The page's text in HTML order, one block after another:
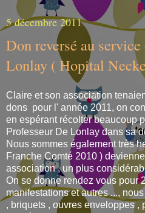
5 décembre 2011
Don reversé au
Lonlay ( Hopital
Claire et son association
dons pour l' année 2011, on
en espérant récolter beaucoup
Professeur De Lonlay dans sa
Nous sommes également très
Franche Comté 2010 )
association , un plus
On se donne rendez vous pour
manifestations et autres ...,
, briquets , ouvres enveloppes ,